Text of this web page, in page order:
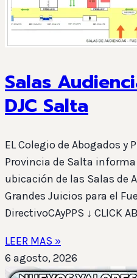
Salas
DJC Salta
EL Colegio de Abogados y
Provincia de Salta
ubicación de las Salas de
Grandes Juicios para el
DirectivoCAyPPS ↓ CLICK
LEER MAS »
6 agosto, 2026